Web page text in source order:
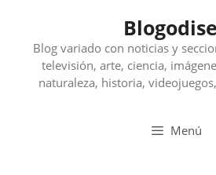
contenidoBlog variado con noticias y
televisión, arte, ciencia,
naturaleza, historia,
Menú